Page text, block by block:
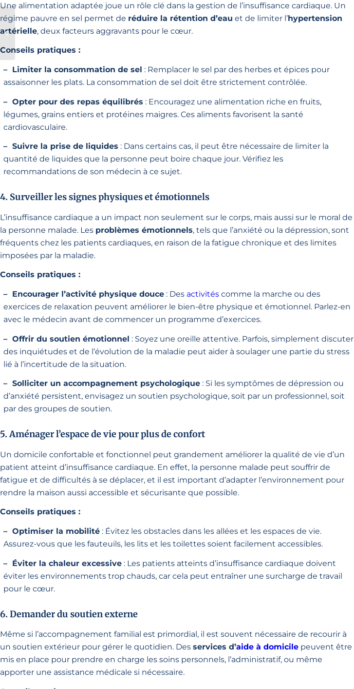
Une alimentation adaptée joue un rôle clé dans la gestion de l’insuffisance cardiaque. Un
régime pauvre en sel permet de réduire la rétention d’eau et de limiter l’hypertension
artérielle, deux facteurs aggravants pour le cœur.
Conseils pratiques :
– Limiter la consommation de sel : Remplacer le sel par des herbes et épices pour
assaisonner les plats. La consommation de sel doit être strictement contrôlée.
– Opter pour des repas équilibrés : Encouragez une alimentation riche en fruits,
légumes, grains entiers et protéines maigres. Ces aliments favorisent la santé
cardiovasculaire.
– Suivre la prise de liquides : Dans certains cas, il peut être nécessaire de limiter la
quantité de liquides que la personne peut boire chaque jour. Vérifiez les
recommandations de son médecin à ce sujet.
4. Surveiller les signes physiques et émotionnels
L’insuffisance cardiaque a un impact non seulement sur le corps, mais aussi sur le moral de
la personne malade. Les problèmes émotionnels, tels que l’anxiété ou la dépression, sont
fréquents chez les patients cardiaques, en raison de la fatigue chronique et des limites
imposées par la maladie.
Conseils pratiques :
– Encourager l’activité physique douce : Des activités comme la marche ou des
exercices de relaxation peuvent améliorer le bien-être physique et émotionnel. Parlez-en
avec le médecin avant de commencer un programme d’exercices.
– Offrir du soutien émotionnel : Soyez une oreille attentive. Parfois, simplement discuter
des inquiétudes et de l’évolution de la maladie peut aider à soulager une partie du stress
lié à l’incertitude de la situation.
– Solliciter un accompagnement psychologique : Si les symptômes de dépression ou
d’anxiété persistent, envisagez un soutien psychologique, soit par un professionnel, soit
par des groupes de soutien.
5. Aménager l’espace de vie pour plus de confort
Un domicile confortable et fonctionnel peut grandement améliorer la qualité de vie d’un
patient atteint d’insuffisance cardiaque. En effet, la personne malade peut souffrir de
fatigue et de difficultés à se déplacer, et il est important d’adapter l’environnement pour
rendre la maison aussi accessible et sécurisante que possible.
Conseils pratiques :
– Optimiser la mobilité : Évitez les obstacles dans les allées et les espaces de vie.
Assurez-vous que les fauteuils, les lits et les toilettes soient facilement accessibles.
– Éviter la chaleur excessive : Les patients atteints d’insuffisance cardiaque doivent
éviter les environnements trop chauds, car cela peut entraîner une surcharge de travail
pour le cœur.
6. Demander du soutien externe
Même si l’accompagnement familial est primordial, il est souvent nécessaire de recourir à
un soutien extérieur pour gérer le quotidien. Des services d’aide à domicile peuvent être
mis en place pour prendre en charge les soins personnels, l’administratif, ou même
apporter une assistance médicale si nécessaire.
Dépression chez les
seniors : reconnaître